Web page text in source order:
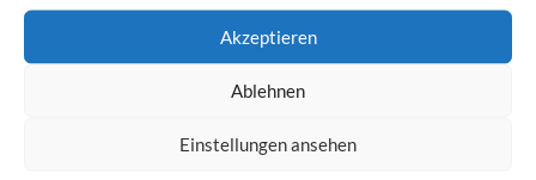
Akzeptieren
Ablehnen
Einstellungen ansehen
Am Sonntag ist Muttertag!
Die Marienkäfer
sind los!